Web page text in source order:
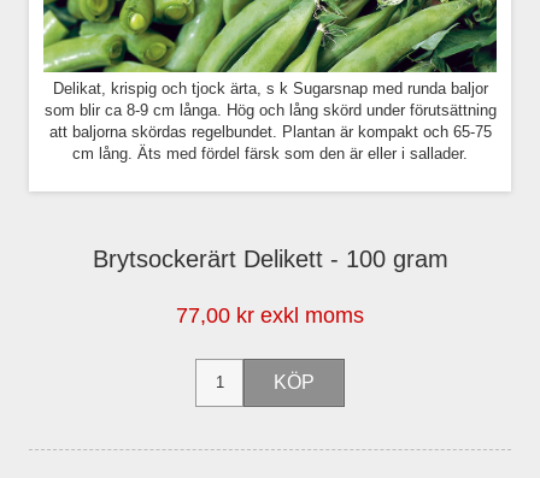
Delikat, krispig och tjock ärta, s k Sugarsnap med runda baljor
som blir ca 8-9 cm långa. Hög och lång skörd under förutsättning
att baljorna skördas regelbundet. Plantan är kompakt och 65-75
cm lång. Äts med fördel färsk som den är eller i sallader.
Brytsockerärt Delikett - 100 gram
77,00 kr exkl moms